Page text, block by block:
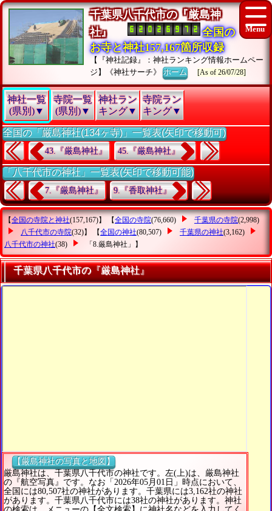
千葉県八千代市の『厳島神
社』
全国の
お寺と神社157,167箇所収録
【『神社記録』：神社ランキング情報ホームペー
ジ】《神社サーチ》ホーム [As of 26/07/28]
神社一覧
(県別)▼
寺院一覧
(県別)▼
神社ラン
キング▼
寺院ラン
キング▼
全国の「厳島神社(134ヶ寺)」一覧表(矢印で移動可)
43.『厳島神社』 45.『厳島神社』
「八千代市の神社」一覧表(矢印で移動可能)
7.『厳島神社』 9.『香取神社』
【全国の寺院と神社(157,167)】 【全国の寺院(76,660) 千葉県の寺院(2,998)
八千代市の寺院(32)】 【全国の神社(80,507) 千葉県の神社(3,162)
八千代市の神社(38) 「8.厳島神社」 】
千葉県八千代市の『厳島神社』
【厳島神社の写真と地図】
厳島神社は、千葉県八千代市の神社です。左(上)は、厳島神社
の『航空写真』です。なお「2026年05月01日」時点において、
全国には80,507社の神社があります。千葉県には3,162社の神社
があります。千葉県八千代市には38社の神社があります。神社